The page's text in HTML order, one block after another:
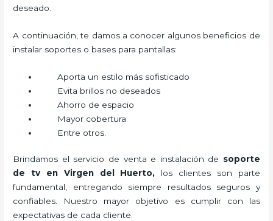
deseado.
A continuación, te damos a conocer algunos beneficios de
instalar soportes o bases para pantallas:
Aporta un estilo más sofisticado
Evita brillos no deseados
Ahorro de espacio
Mayor cobertura
Entre otros.
Brindamos el servicio de venta e instalación de soporte
de tv en Virgen del Huerto, los clientes son parte
fundamental, entregando siempre resultados seguros y
confiables. Nuestro mayor objetivo es cumplir con las
expectativas de cada cliente.